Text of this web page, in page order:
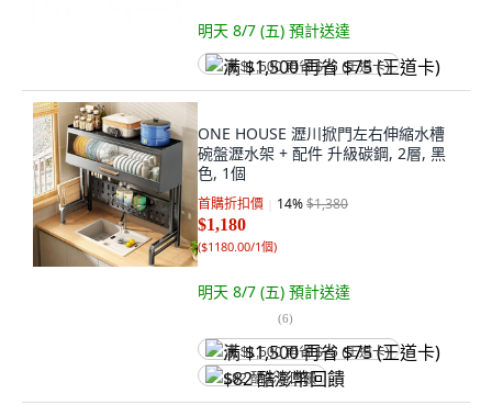
明天 8/7 (五) 預計送達
满 $1,500 再省 $75 (王道卡)
ONE HOUSE 瀝川掀門左右伸縮水槽
碗盤瀝水架 + 配件 升級碳鋼, 2層, 黑
色, 1個
首購折扣價 14%$1,380
$1,180
($1180.00/1個)
明天 8/7 (五) 預計送達
(6)
满 $1,500 再省 $75 (王道卡)
$82 酷澎幣回饋